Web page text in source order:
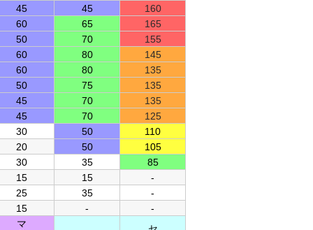
45
45
160
60
65
165
50
70
155
60
80
145
60
80
135
50
75
135
45
70
135
45
70
125
30
50
110
20
50
105
30
35
85
15
15
-
25
35
-
15
-
-
マ